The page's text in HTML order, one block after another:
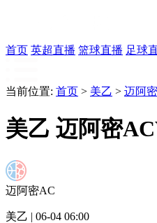
首页 英超直播 篮球直播 足球
当前位置: 首页 > 美乙 > 迈阿
美乙 迈阿密
迈阿密AC
美乙 | 06-04 06:00